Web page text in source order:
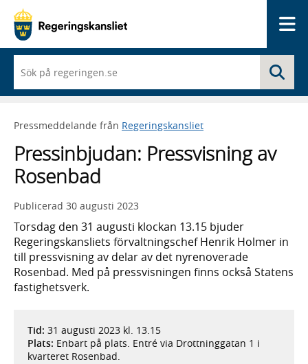
du
börjar
skriva
framträder
lista
med
sökförslag
Pressmeddelande från Regeringskansliet
Pressinbjudan: Pressvisning av
Rosenbad
Publicerad 30 augusti 2023
Torsdag den 31 augusti klockan 13.15 bjuder
Regeringskansliets förvaltningschef Henrik Holmer in
till pressvisning av delar av det nyrenoverade
Rosenbad. Med på pressvisningen finns också Statens
fastighetsverk.
Tid: 31 augusti 2023 kl. 13.15
Plats: Enbart på plats. Entré via Drottninggatan 1 i
kvarteret Rosenbad.